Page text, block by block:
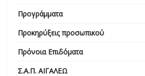
Προγράμματα
Προκηρύξεις προσωπικού
Πρόνοια Επιδόματα
Σ.Α.Π. ΑΙΓΑΛΕΩ